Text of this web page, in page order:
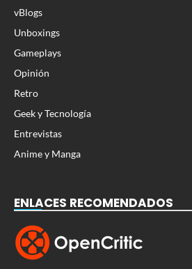
vBlogs
Unboxings
Gameplays
Opinión
Retro
Geek y Tecnología
Entrevistas
Anime y Manga
ENLACES RECOMENDADOS